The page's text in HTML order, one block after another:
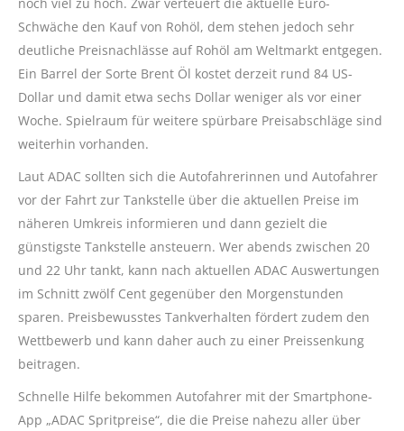
Schwäche den Kauf von Rohöl, dem stehen jedoch sehr
deutliche Preisnachlässe auf Rohöl am Weltmarkt entgegen.
Ein Barrel der Sorte Brent Öl kostet derzeit rund 84 US-
Dollar und damit etwa sechs Dollar weniger als vor einer
Woche. Spielraum für weitere spürbare Preisabschläge sind
weiterhin vorhanden.
Laut ADAC sollten sich die Autofahrerinnen und Autofahrer
vor der Fahrt zur Tankstelle über die aktuellen Preise im
näheren Umkreis informieren und dann gezielt die
günstigste Tankstelle ansteuern. Wer abends zwischen 20
und 22 Uhr tankt, kann nach aktuellen ADAC Auswertungen
im Schnitt zwölf Cent gegenüber den Morgenstunden
sparen. Preisbewusstes Tankverhalten fördert zudem den
Wettbewerb und kann daher auch zu einer Preissenkung
beitragen.
Schnelle Hilfe bekommen Autofahrer mit der Smartphone-
App „ADAC Spritpreise“, die die Preise nahezu aller über